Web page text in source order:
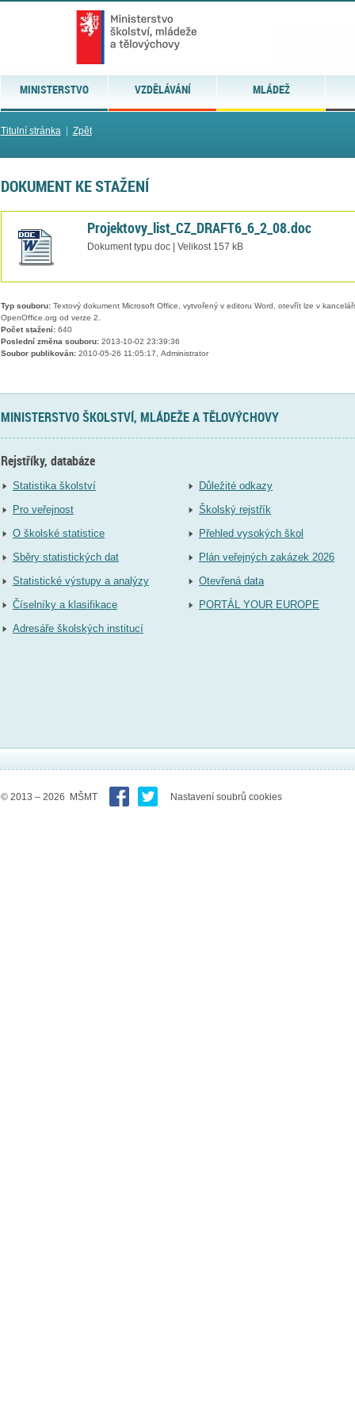
MINISTERSTVO VZDĚLÁVÁNÍ MLÁDEŽ
Titulní stránka| Zpět
DOKUMENT KE STAŽENÍ
Projektovy_list_CZ_DRAFT6_6_2_08.doc
Dokument typu doc | Velikost 157 kB
Typ souboru:Textový dokument Microsoft Office, vytvořený v editoru Word, otevřít lze v
OpenOffice.org od verze 2.
Počet stažení:640
Poslední změna souboru:2013-10-02 23:39:36
Soubor publikován:2010-05-26 11:05:17, Administrator
MINISTERSTVO ŠKOLSTVÍ, MLÁDEŽE A TĚLOVÝCHOVY
Rejstříky, databáze
Statistika školství
Pro veřejnost
O školské statistice
Sběry statistických dat
Statistické výstupy a analýzy
Číselníky a klasifikace
Adresáře školských institucí
Důležité odkazy
Školský rejstřík
Přehled vysokých škol
Plán veřejných zakázek 2026
Otevřená data
PORTÁL YOUR EUROPE
© 2013 – 2026 MŠMT Nastavení soubrů cookies